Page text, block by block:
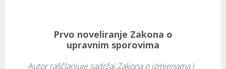
Prvo noveliranje Zakona o
upravnim sporovima
Autor raščlanjuje sadržaj Zakona o izmjenama i